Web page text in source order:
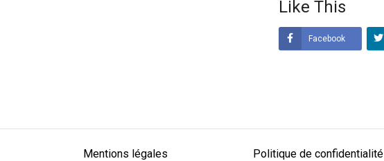
Like This
Facebook
Mentions légales Politique de confidentialité